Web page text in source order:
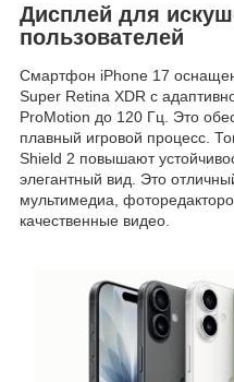
Дисплей для
пользователей
Смартфон iPhone 17
Super Retina XDR с
ProMotion до 120 Гц. Это
плавный игровой процесс.
Shield 2 повышают
элегантный вид. Это
мультимедиа,
качественные видео.